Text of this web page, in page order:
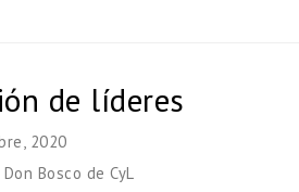
de líderes
2020
Don Bosco de CyL